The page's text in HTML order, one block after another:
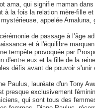
ama, qui signifie maman
à la fois la relation mère-fille
appelée
de passage à l’âge
et à l'équilibre
tempête provoquée par
d'entre eux et la fille de la
défis avant de pouvoir s'unir
Paulus, lauréate d'un Tony
presque exclusivement
qui sont tous des